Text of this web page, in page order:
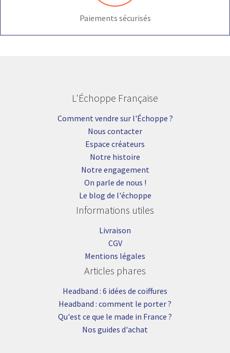
Paiements sécurisés
L'Échoppe Française
Comment vendre sur l'Échoppe ?
Nous contacter
Espace créateurs
Notre histoire
Notre engagement
On parle de nous !
Le blog de l'échoppe
Informations utiles
Livraison
CGV
Mentions légales
Articles phares
Headband : 6 idées de coiffures
Headband : comment le porter ?
Qu'est ce que le made in France ?
Nos guides d'achat